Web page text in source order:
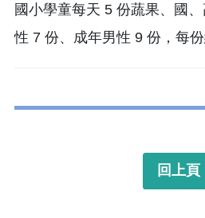
國小學童每天 5 份蔬果、國
性 7 份、成年男性 9 份，每份
回上頁